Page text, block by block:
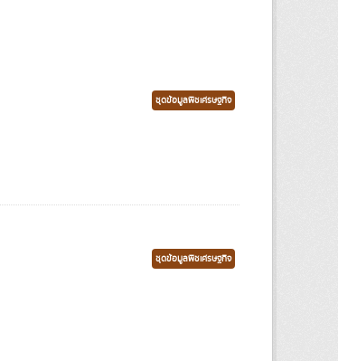
ชุดข้อมูลพืชเศรษฐกิจ
ชุดข้อมูลพืชเศรษฐกิจ